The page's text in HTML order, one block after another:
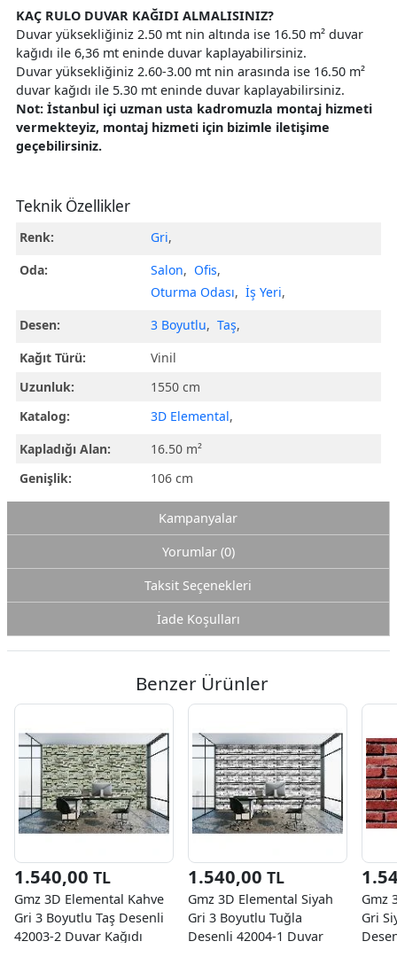
KAÇ RULO DUVAR KAĞIDI ALMALISINIZ?
Duvar yüksekliğiniz 2.50 mt nin altında ise 16.50 m² duvar
kağıdı ile 6,36 mt eninde duvar kaplayabilirsiniz.
Duvar yüksekliğiniz 2.60-3.00 mt nin arasında ise 16.50 m²
duvar kağıdı ile 5.30 mt eninde duvar kaplayabilirsiniz.
Not: İstanbul içi uzman usta kadromuzla montaj hizmeti
vermekteyiz, montaj hizmeti için bizimle iletişime
geçebilirsiniz.
Teknik Özellikler
Renk: Gri,
Oda:
Salon, Ofis,
Oturma Odası, İş Yeri,
Desen:
3 Boyutlu, Taş,
Kağıt Türü:
Vinil
Uzunluk:
1550 cm
Katalog:
3D Elemental,
Kapladığı Alan:
16.50 m²
Genişlik:
106 cm
Kampanyalar
Yorumlar (0)
Taksit Seçenekleri
İade Koşulları
Benzer Ürünler
1.540,00 TL
Gmz 3D Elemental Kahve
Gri 3 Boyutlu Taş Desenli
42003-2 Duvar Kağıdı
1.540,00 TL
Gmz 3D Elemental Siyah
Gri 3 Boyutlu Tuğla
Desenli 42004-1 Duvar
Gmz
Gri